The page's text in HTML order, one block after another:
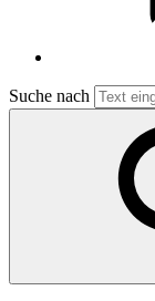
Suche nach